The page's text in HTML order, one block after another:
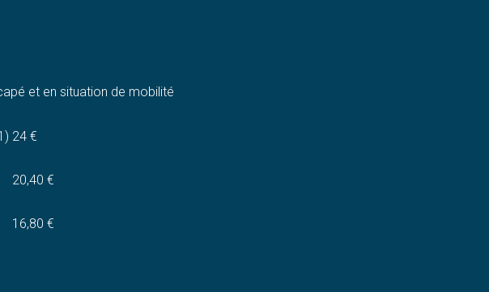
et en situation de mobilité
24 €
20,40 €
16,80 €